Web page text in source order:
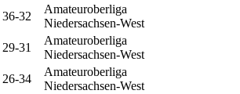
36-32
Amateuroberliga
Niedersachsen-West
29-31
Amateuroberliga
Niedersachsen-West
26-34
Amateuroberliga
Niedersachsen-West